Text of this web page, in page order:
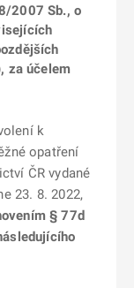
2007 Sb., o
za účelem
k
opatření
ČR vydané
23. 8. 2022,
§ 77d